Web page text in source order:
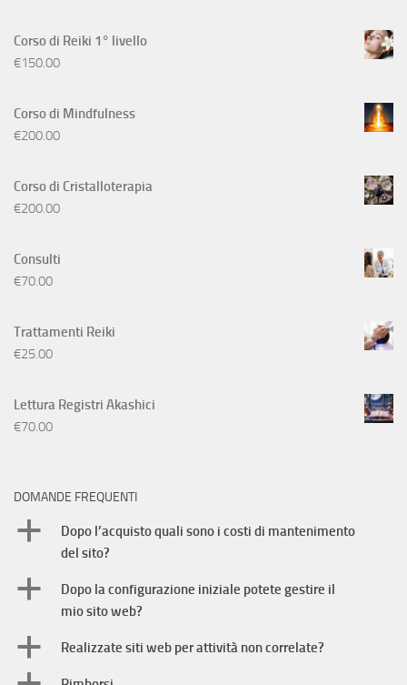
Corso di Reiki 1° livello
€150.00
Corso di Mindfulness
€200.00
Corso di Cristalloterapia
€200.00
Consulti
€70.00
Trattamenti Reiki
€25.00
Lettura Registri Akashici
€70.00
DOMANDE FREQUENTI
a
Dopo l’acquisto quali sono i costi di mantenimento
del sito?
a
Dopo la configurazione iniziale potete gestire il
mio sito web?
a Realizzate siti web per attività non correlate?